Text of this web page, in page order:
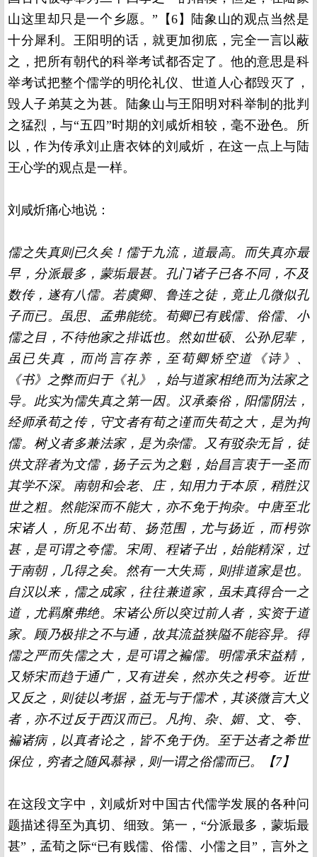
山这里却只是一个乡愿。”【6】陆象山的观点当然是
十分犀利。王阳明的话，就更加彻底，完全一言以蔽
之，把所有朝代的科举考试都否定了。他的意思是科
举考试把整个儒学的明伦礼仪、世道人心都毁灭了，
毁人子弟莫之为甚。陆象山与王阳明对科举制的批判
之猛烈，与“五四”时期的刘咸炘相较，毫不逊色。所
以，作为传承刘止唐衣钵的刘咸炘，在这一点上与陆
王心学的观点是一样。
刘咸炘痛心地说：
儒之失真则已久矣！儒于九流，道最高。而失真亦最
早，分派最多，蒙垢最甚。孔门诸子已各不同，不及
数传，遂有八儒。若虞卿、鲁连之徒，竟止几微似孔
子而已。虽思、孟弗能统。荀卿已有贱儒、俗儒、小
儒之目，不待他家之排诋也。然如世硕、公孙尼辈，
虽已失真，而尚言存养，至荀卿矫空道《诗》、
《书》之弊而归于《礼》，始与道家相绝而为法家之
导。此实为儒失真之第一因。汉承秦俗，阳儒阴法，
经师承荀之传，守文者有荀之谨而失荀之大，是为拘
儒。树义者多兼法家，是为杂儒。又有驳杂无旨，徒
供文辞者为文儒，扬子云为之魁，始昌言衷于一圣而
其学不深。南朝和会老、庄，知用力于本原，稍胜汉
世之粗。然能深而不能大，亦不免于拘杂。中唐至北
宋诸人，所见不出荀、扬范围，尤与扬近，而枵弥
甚，是可谓之夸儒。宋周、程诸子出，始能精深，过
于南朝，几得之矣。然有一大失焉，则排道家是也。
自汉以来，儒之成家，往往兼道家，虽未真得合一之
道，尤羁縻弗绝。宋诸公所以突过前人者，实资于道
家。顾乃极排之不与通，故其流益狭隘不能容异。得
儒之严而失儒之大，是可谓之褊儒。明儒承宋益精，
又矫宋而趋于通广，又有进矣，然亦失之枵夸。近世
又反之，则徒以考据，益无与于儒术，其谈微言大义
者，亦不过反于西汉而已。凡拘、杂、媚、文、夸、
褊诸病，以真者论之，皆不免于伪。至于达者之希世
保位，穷者之随风慕禄，则一谓之俗儒而已。【7】
在这段文字中，刘咸炘对中国古代儒学发展的各种问
题描述得至为真切、细致。第一，“分派最多，蒙垢最
甚”，孟荀之际“已有贱儒、俗儒、小儒之目”，言外之